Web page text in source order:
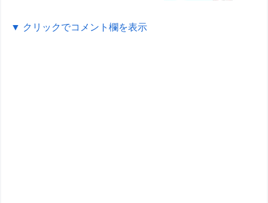
▼ クリックでコメント欄を表示